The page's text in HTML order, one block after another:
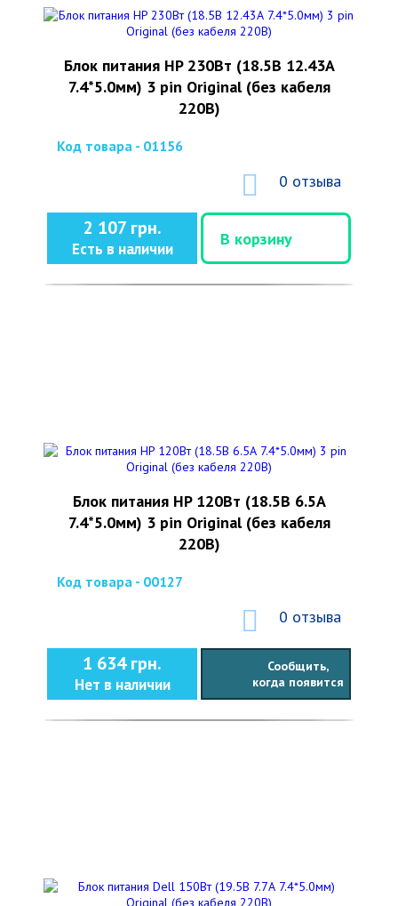
Блок питания HP 230Вт (18.5В 12.43А
7.4*5.0мм) 3 pin Original (без кабеля
220В)
Код товара - 01156
0 отзыва
2 107 грн.
Есть в наличии
В корзину
Блок питания HP 120Вт (18.5В 6.5А
7.4*5.0мм) 3 pin Original (без кабеля
220В)
Код товара - 00127
0 отзыва
1 634 грн.
Нет в наличии
Сообщить,
когда появится